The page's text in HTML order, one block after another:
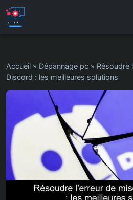
Accueil » Dépannage pc » Résoudre
Discord : les meilleures solutions